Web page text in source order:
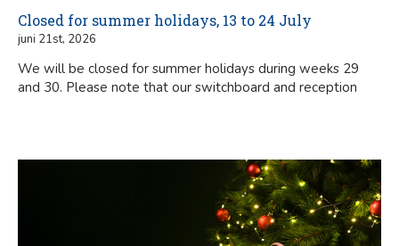
Closed for summer holidays, 13 to 24 July
juni 21st, 2026
We will be closed for summer holidays during weeks 29
and 30. Please note that our switchboard and reception